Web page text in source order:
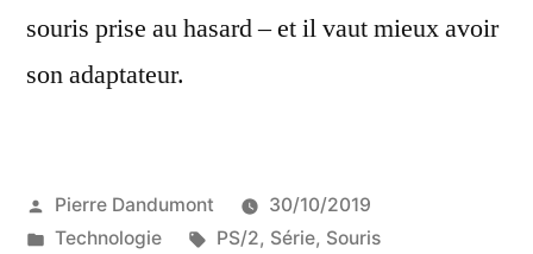
souris prise au hasard – et il vaut mieux avoir
son adaptateur.
Publié
par
Pierre Dandumont
30/10/2019
Publié
Technologie Étiquettes :
PS/2, Série, Souris